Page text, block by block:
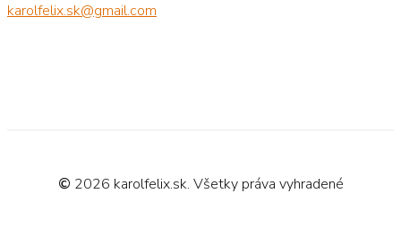
karolfelix.sk@gmail.com
© 2026 karolfelix.sk. Všetky práva vyhradené